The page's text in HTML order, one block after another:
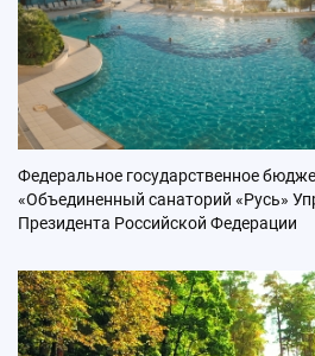
Федеральное государственное
«Объединенный санаторий «Русь»
Президента Российской Федерации